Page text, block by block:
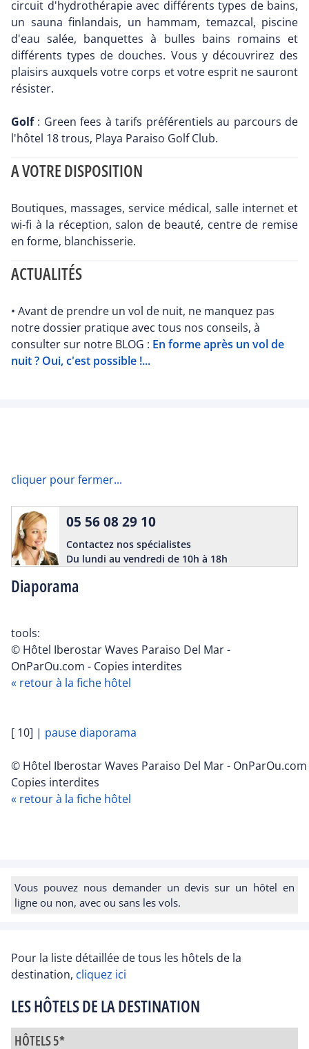
circuit d'hydrothérapie avec différents types de bains,
un sauna finlandais, un hammam, temazcal, piscine
d'eau salée, banquettes à bulles bains romains et
différents types de douches. Vous y découvrirez des
plaisirs auxquels votre corps et votre esprit ne sauront
résister.
Golf: Green fees à tarifs préférentiels au parcours de
l'hôtel 18 trous, Playa Paraiso Golf Club.
A VOTRE DISPOSITION
Boutiques, massages, service médical, salle internet et
wi-fi à la réception, salon de beauté, centre de remise
en forme, blanchisserie.
ACTUALITÉS
• Avant de prendre un vol de nuit, ne manquez pas
notre dossier pratique avec tous nos conseils, à
consulter sur notre BLOG : En forme après un vol de
nuit ? Oui, c'est possible !...
cliquer pour fermer...
Diaporama
05 56 08 29 10
Contactez nos spécialistes
Du lundi au vendredi de 10h à 18h
tools:
© Hôtel Iberostar Waves Paraiso Del Mar -
OnParOu.com - Copies interdites
« retour à la fiche hôtel
[ 10] | pause diaporama
© Hôtel Iberostar Waves Paraiso Del Mar - OnParOu.com
Copies interdites
« retour à la fiche hôtel
Vous pouvez nous demander un devis sur un hôtel en
ligne ou non, avec ou sans les vols.
Pour la liste détaillée de tous les hôtels de la
destination, cliquez ici
LES HÔTELS DE LA DESTINATION
HÔTELS 5*